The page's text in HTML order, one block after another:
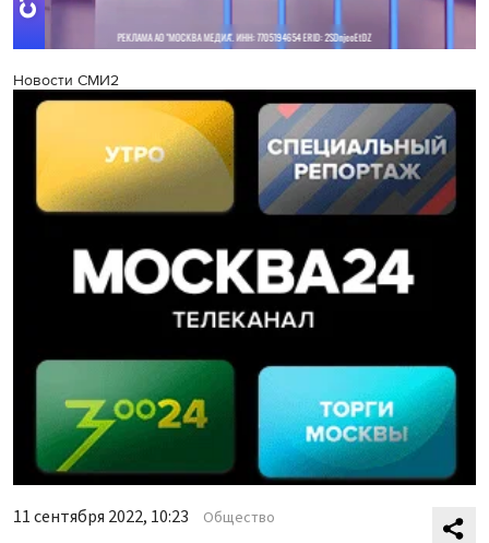
Новости СМИ2
11 сентября 2022, 10:23 Общество